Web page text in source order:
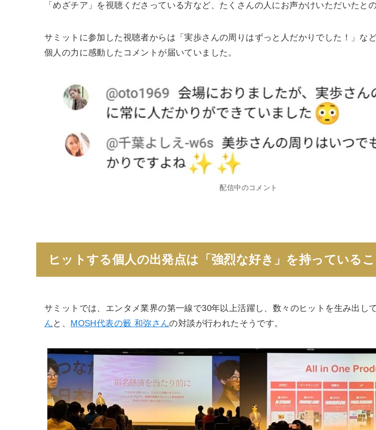
「めざチア」を視聴くださっている方など、たくさんの人にお声かけいただいたとの
サミットに参加した視聴者からは「実歩さんの周りはずっと人だかりでした！」な
個人の力に感動したコメントが届いていました。
配信中のコメント
ヒットする個人の出発点は「強烈な好き」を持っているこ
サミットでは、エンタメ業界の第一線で30年以上活躍し、数々のヒットを生み出し
ん と、 MOSH代表の籔 和弥さんの対談が行われたそうです。